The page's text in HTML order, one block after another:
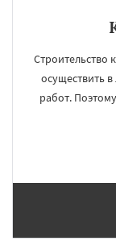
Строительство
осуществить
работ.